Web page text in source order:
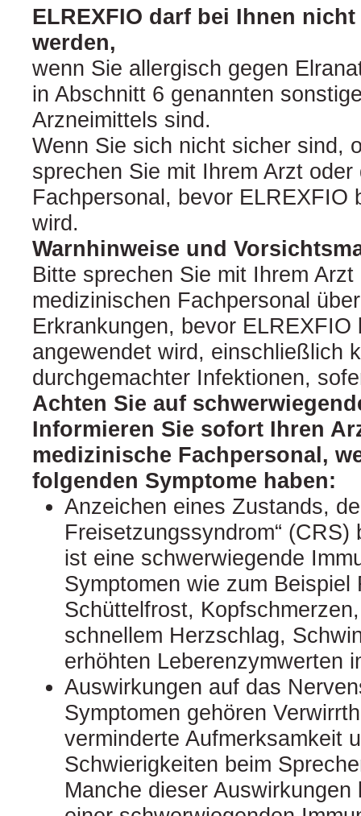
ELREXFIO darf bei Ihnen
werden,
wenn Sie allergisch gegen
in Abschnitt 6 genannten
Arzneimittels sind.
Wenn Sie sich nicht sicher sind,
sprechen Sie mit Ihrem Arzt
Fachpersonal, bevor ELREXFIO
wird.
Warnhinweise und
Bitte sprechen Sie mit Ihrem Arzt
medizinischen Fachpersonal
Erkrankungen, bevor ELREXFIO
angewendet wird, einschließlich
durchgemachter Infektionen,
Achten Sie auf
Informieren Sie sofort Ihren
medizinische Fachpersonal,
folgenden Symptome haben:
Anzeichen eines Zustands,
Freisetzungssyndrom“
ist eine schwerwiegende
Symptomen wie zum Beispiel
Schüttelfrost,
schnellem Herzschlag,
erhöhten Leberenzymwerten
Auswirkungen auf das
Symptomen gehören
verminderte Aufmerksamkeit
Schwierigkeiten beim
Manche dieser Auswirkungen